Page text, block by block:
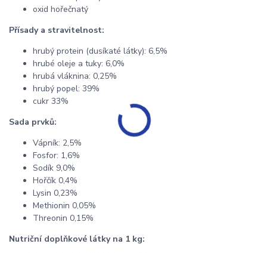
oxid hořečnatý
Přísady a stravitelnost:
hrubý protein (dusíkaté látky): 6,5%
hrubé oleje a tuky: 6,0%
hrubá vláknina: 0,25%
hrubý popel: 39%
cukr 33%
Sada prvků:
Vápník: 2,5%
Fosfor: 1,6%
Sodík 9,0%
Hořčík 0,4%
Lysin 0,23%
Methionin 0,05%
Threonin 0,15%
Nutriční doplňkové látky na 1 kg: